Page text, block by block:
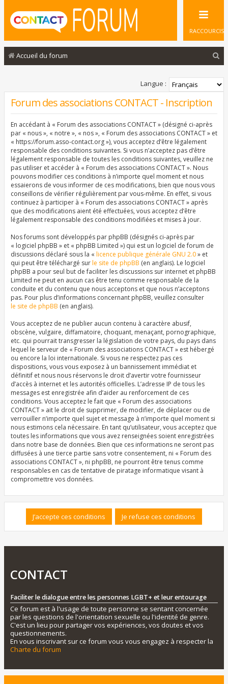
RACCOURCIS
Accueil du forum
c
Langue :
Forum des associations CONTACT - Inscription
En accédant à « Forum des associations CONTACT » (désigné ci-après
par « nous », « notre », « nos », « Forum des associations CONTACT » et
« https://forum.asso-contact.org »), vous acceptez d’être légalement
responsable des conditions suivantes. Si vous n’acceptez pas d’être
légalement responsable de toutes les conditions suivantes, veuillez ne
pas utiliser et accéder à « Forum des associations CONTACT ». Nous
pouvons modifier ces conditions à n’importe quel moment et nous
essaierons de vous informer de ces modifications, bien que nous vous
conseillons de vérifier régulièrement par vous-même. En effet, si vous
continuez à participer à « Forum des associations CONTACT » après
que des modifications aient été effectuées, vous acceptez d’être
légalement responsable des conditions modifiées et mises à jour.
Nos forums sont développés par phpBB (désignés ci-après par
« logiciel phpBB » et « phpBB Limited ») qui est un logiciel de forum de
discussions déclaré sous la « licence publique générale GNU 2.0» et
qui peut être téléchargé surle site de phpBB (en anglais). Le logiciel
phpBB a pour seul but de faciliter les discussions sur internet et phpBB
Limited ne peut en aucun cas être tenu comme responsable de la
conduite et du contenu que nous acceptons et que nous n’acceptons
pas. Pour plus d’informations concernant phpBB, veuillez consulter
le site de phpBB (en anglais).
Vous acceptez de ne publier aucun contenu à caractère abusif,
obscène, vulgaire, diffamatoire, choquant, menaçant, pornographique,
etc. qui pourrait transgresser la législation de votre pays, du pays dans
lequel le serveur de « Forum des associations CONTACT » est hébergé
ou encore la loi internationale. Si vous ne respectez pas ces
dispositions, vous vous exposez à un bannissement immédiat et
définitif et nous nous réservons le droit d’avertir votre fournisseur
d’accès à internet et les autorités officielles. L’adresse IP de tous les
messages est enregistrée afin d’aider au renforcement de ces
conditions. Vous acceptez le fait que « Forum des associations
CONTACT » ait le droit de supprimer, de modifier, de déplacer ou de
verrouiller n’importe quel sujet et message à n’importe quel moment si
nous estimons cela nécessaire. En tant qu’utilisateur, vous acceptez que
toutes les informations que vous avez renseignées soient enregistrées
dans notre base de données. Bien que ces informations ne seront pas
diffusées à une tierce partie sans votre consentement, ni « Forum des
associations CONTACT », ni phpBB, ne pourront être tenus comme
responsables en cas de tentative de piratage informatique visant à
compromettre vos données.
CONTACT
Faciliter le dialogue entre les personnes LGBT+ et leur entourage
Ce forum est à l'usage de toute personne se sentant concernée
par les questions de l'orientation sexuelle ou l'identité de genre.
C'est un lieu pour partager vos expériences, vos doutes et vos
questionnements.
En vous inscrivant sur ce forum vous vous engagez à respecter la
Charte du forum